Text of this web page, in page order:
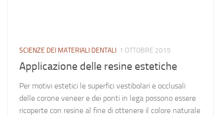
SCIENZE DEI MATERIALI DENTALI 1 OTTOBRE 2015
Applicazione delle resine estetiche
Per motivi estetici le superfici vestibolari e occlusali
delle corone veneer e dei ponti in lega possono essere
ricoperte con resine al fine di ottenere il colore naturale